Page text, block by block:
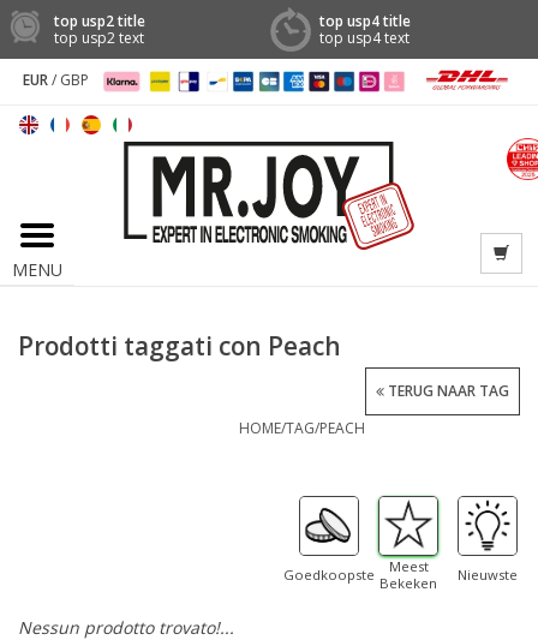
top usp2 title
top usp2 text
top usp4 title
top usp4 text
EUR/ GBP
MENU
Prodotti taggati con Peach
HOME/TAG/PEACH
TERUG NAAR TAG
Goedkoopste
Meest
Bekeken
Nieuwste
Nessun prodotto trovato!...